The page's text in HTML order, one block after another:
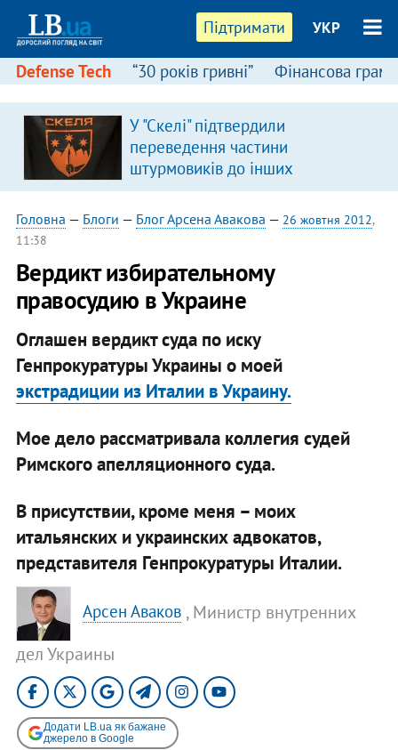
Підтримати УКР
Defense Tech “30 років гривні” Фінансова
У "Скелі" підтвердили
переведення частини
штурмовиків до інших
підрозділів
Головна — Блоги — Блог Арсена Авакова — 26 жовтня 2012,
11:38
Вердикт избирательному
правосудию в Украине
Оглашен вердикт суда по иску
Генпрокуратуры Украины о моей
экстрадиции из Италии в Украину.
Мое дело рассматривала коллегия судей
Римского апелляционного суда.
В присутствии, кроме меня – моих
итальянских и украинских адвокатов,
представителя Генпрокуратуры Италии.
Арсен Аваков , Министр внутренних
дел Украины
Додати LB.ua як бажане
джерело в Google